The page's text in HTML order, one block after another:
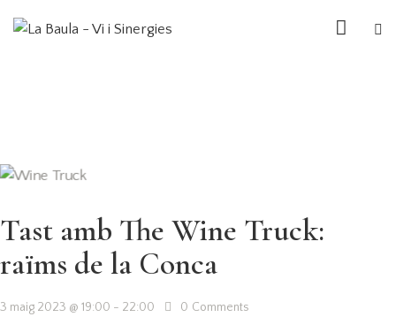
Tast amb The Wine Truck:
raïms de la Conca
3 maig 2023 @ 19:00 - 22:00 0 Comments